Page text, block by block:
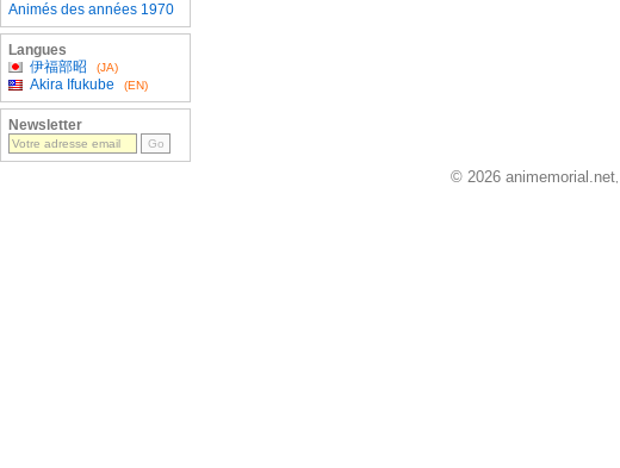
Animés des années 1970
Langues
伊福部昭
(JA)
Akira Ifukube (EN)
Newsletter
© 2026 animemorial.net